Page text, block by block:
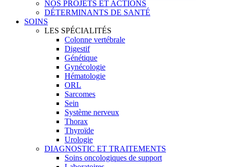
NOS PROJETS ET ACTIONS
DÉTERMINANTS DE SANTÉ
SOINS
LES SPÉCIALITÉS
Colonne vertébrale
Digestif
Génétique
Gynécologie
Hématologie
ORL
Sarcomes
Sein
Système nerveux
Thorax
Thyroïde
Urologie
DIAGNOSTIC ET TRAITEMENTS
Soins oncologiques de support